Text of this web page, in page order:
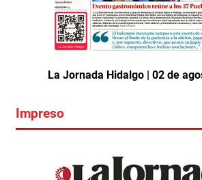
La Jornada Hidalgo | 02 de
Impreso